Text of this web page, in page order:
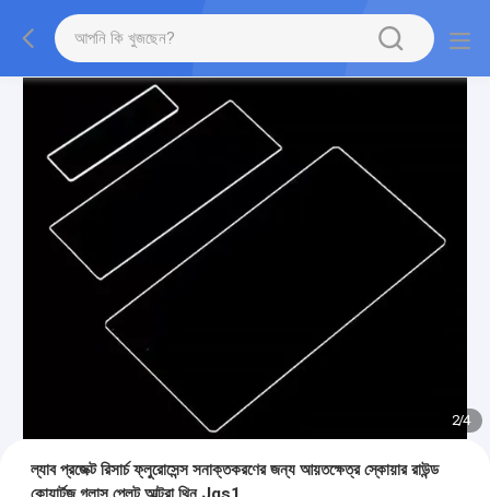
2/4
ল্যাব প্রজেক্ট রিসার্চ ফ্লুরোসেন্স সনাক্তকরণের জন্য আয়তক্ষেত্র স্কোয়ার রাউন্ড